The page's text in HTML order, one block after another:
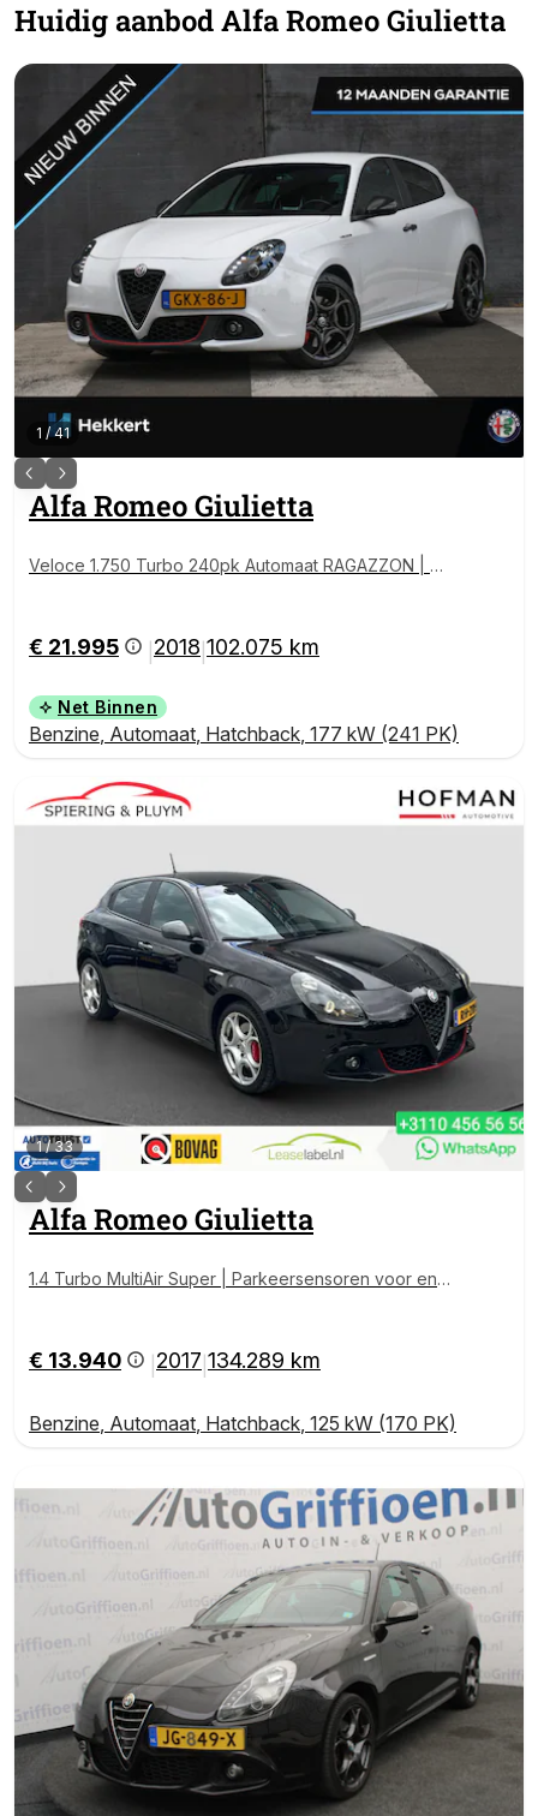
Huidig aanbod Alfa Romeo Giulietta
1 /41
Alfa RomeoGiulietta
Veloce 1.750 Turbo 240pk Automaat RAGAZZON | K
€ 21.995 2018 102.075 km
Net Binnen
Benzine, Automaat, Hatchback, 177 kW (241 PK)
1/33
Alfa RomeoGiulietta
1.4 Turbo MultiAir Super | Parkeersensoren voor en a
€ 13.940 2017 134.289 km
Benzine, Automaat, Hatchback, 125 kW (170 PK)